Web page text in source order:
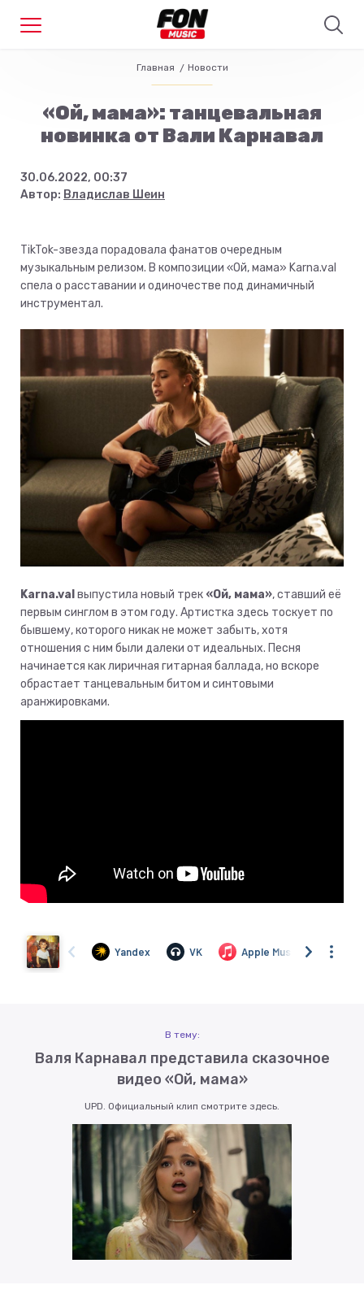
Главная Новости
«Ой, мама»: танцевальная
новинка от Вали Карнавал
30.06.2022, 00:37
Автор: Владислав Шеин
TikTok-звезда порадовала фанатов очередным
музыкальным релизом. В композиции «Ой, мама» Karna.val
спела о расставании и одиночестве под динамичный
инструментал.
Karna.val выпустила новый трек «Ой, мама», ставший её
первым синглом в этом году. Артистка здесь тоскует по
бывшему, которого никак не может забыть, хотя
отношения с ним были далеки от идеальных. Песня
начинается как лиричная гитарная баллада, но вскоре
обрастает танцевальным битом и синтовыми
аранжировками.
В тему:
Валя Карнавал представила сказочное
видео «Ой, мама»
UPD. Официальный клип смотрите здесь.